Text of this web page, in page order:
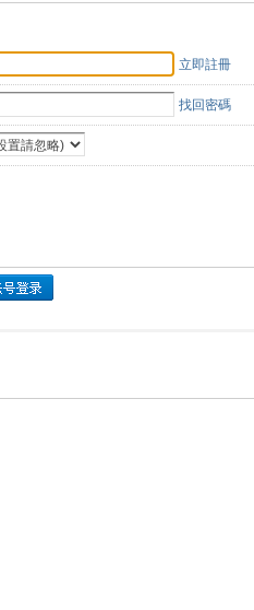
立即註冊
找回密碼